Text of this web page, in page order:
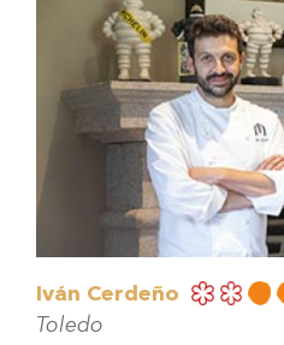
Iván Cerdeño
Toledo